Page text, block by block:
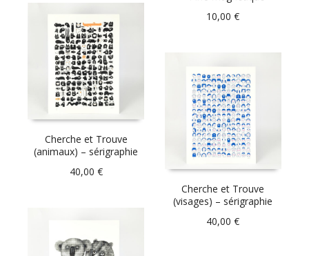
10,00€
Cherche et Trouve
(animaux) – sérigraphie
40,00 €
Cherche et Trouve
(visages) – sérigraphie
40,00€